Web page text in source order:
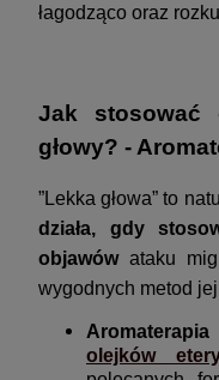
łagodząco oraz
Jak stosować
głowy? -
”Lekka głowa” to
działa, gdy
objawów ataku
wygodnych metod
Aromaterapia
olejków